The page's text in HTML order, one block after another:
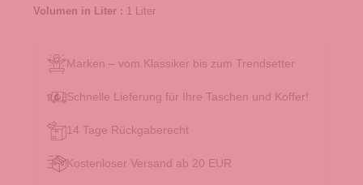
Volumen in Liter : 1 Liter
Marken – vom Klassiker bis zum Trendsetter
Schnelle Lieferung für Ihre Taschen und Koffer!
14 Tage Rückgaberecht
Kostenloser Versand ab 20 EUR